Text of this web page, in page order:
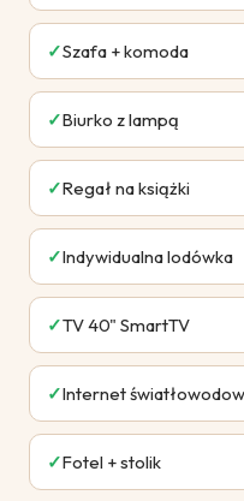
✓Szafa + komoda
✓Biurko z lampą
✓Regał na książki
✓Indywidualna lodówka
✓TV 40" SmartTV
✓Internet
✓Fotel + stolik